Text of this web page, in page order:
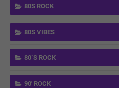
80S ROCK
80S VIBES
80´S ROCK
90' ROCK